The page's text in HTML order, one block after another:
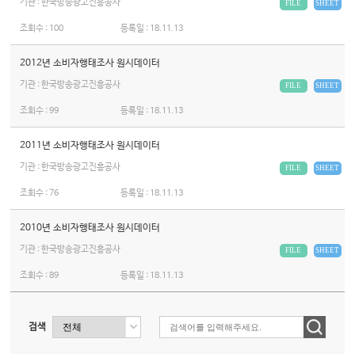
기관 : 한국방송광고진흥공사 SHEET
FILE
조회수 : 100 등록일 : 18.11.13
2012년 소비자행태조사 원시데이터
기관 : 한국방송광고진흥공사 SHEET
FILE
조회수 :99 등록일 : 18.11.13
2011년 소비자행태조사 원시데이터
기관 : 한국방송광고진흥공사 SHEET
FILE
조회수 :76 등록일 : 18.11.13
2010년 소비자행태조사 원시데이터
기관 : 한국방송광고진흥공사 SHEET
FILE
조회수 :89 등록일 : 18.11.13
검색